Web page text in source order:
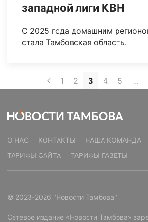
западной лиги КВН
С 2025 года домашним
стала Тамбовская область.
1 2 3 4 5 …
О НАС КОНТАКТЫ НАША КОМАНДА
ТАРИФЫ САЙТА
ТАРИФЫ ГАЗЕТЫ
© 2023-2026 "Новости Тамбова"
Сетевое издание «Новости Тамбова»